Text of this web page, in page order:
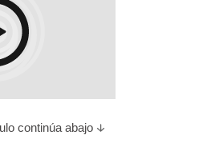
continúa abajo